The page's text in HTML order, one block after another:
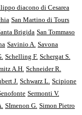
diacono di Cesarea
San Martino di Tours
Brigida San Tommaso
Savinio A. Savona
Schelling F. Schergat S.
A.H. Schneider R.
J. Schwarz L. Scipione
Sermonti V.
SImenon G. Simon Pietro